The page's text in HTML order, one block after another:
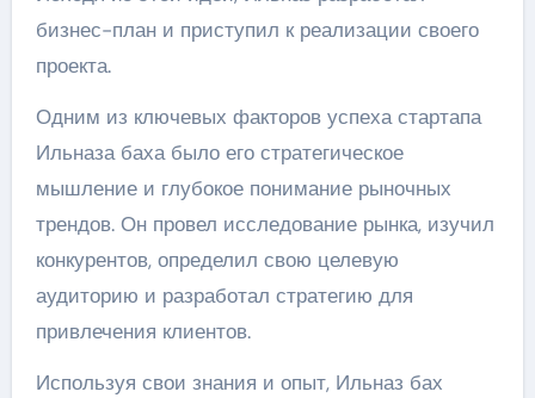
бизнес-план и приступил к реализации своего
проекта.
Одним из ключевых факторов успеха стартапа
Ильназа баха было его стратегическое
мышление и глубокое понимание рыночных
трендов. Он провел исследование рынка, изучил
конкурентов, определил свою целевую
аудиторию и разработал стратегию для
привлечения клиентов.
Используя свои знания и опыт, Ильназ бах